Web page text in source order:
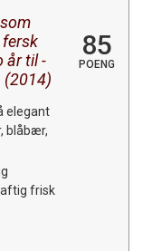
fersk
år til -
(2014)
85
POENG
elegant
blåbær,
frisk